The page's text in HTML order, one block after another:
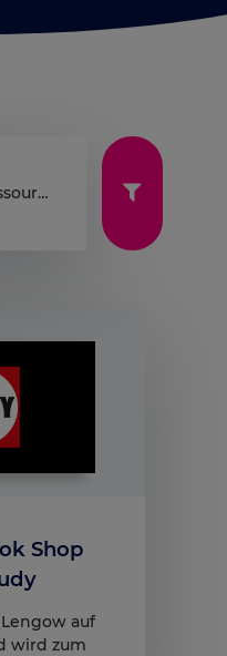
Shop
auf
wird zum
Suche alle Ressourcen